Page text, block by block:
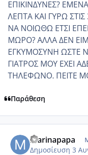
ΕΠΙΚΙΝΔΥΝΕΣ?
ΛΕΠΤΑ ΚΑΙ ΓΥΡΩ
ΝΑ ΝΟΙΩΘΩ ΕΤΣΙ
ΜΩΡΟ? ΑΛΛΑ ΔΕΝ
ΕΓΚΥΜΟΣΥΝΗ ΩΣΤΕ
ΓΙΑΤΡΟΣ ΜΟΥ ΕΧΕΙ
ΤΗΛΕΦΩΝΟ. ΠΕΙΤΕ
Παράθεση
marinapapa
Δημοσίευση 3